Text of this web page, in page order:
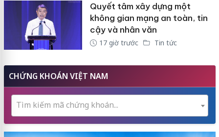
Quyết tâm xây dựng một
không gian mạng an toàn, tin
cậy và nhân văn
17 giờ trước Tin tức
CHỨNG KHOÁN VIỆT NAM
Tìm kiếm mã chứng khoán...